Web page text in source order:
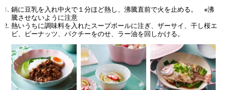
鍋に豆乳を入れ中火で１分ほど熱し、沸騰直前で火を止める。 ※沸
騰させないように注意
熱いうちに調味料を入れたスープボールに注ぎ、ザーサイ、干し桜エ
ビ、ピーナッツ、パクチーをのせ、ラー油を回しかける。